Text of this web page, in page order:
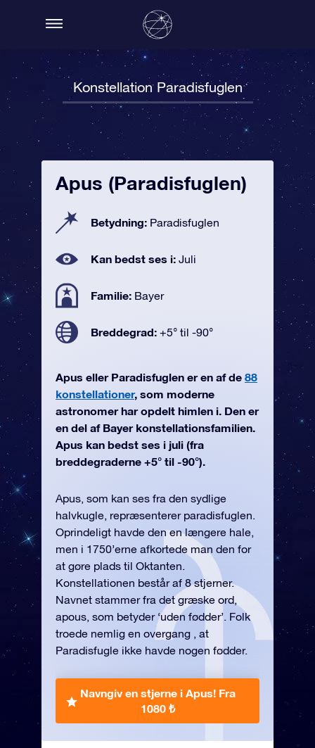
Konstellation Paradisfuglen
Apus (Paradisfuglen)
Betydning: Paradisfuglen
Kan bedst ses i: Juli
Familie: Bayer
Breddegrad: +5° til -90°
Apus eller Paradisfuglen er en af de 88
konstellationer, som moderne
astronomer har opdelt himlen i. Den er
en del af Bayer konstellationsfamilien.
Apus kan bedst ses i juli (fra
breddegraderne +5° til -90°).
Apus, som kan ses fra den sydlige
halvkugle, repræsenterer paradisfuglen.
Oprindeligt havde den en længere hale,
men i 1750’erne afkortede man den for
at gøre plads til Oktanten.
Konstellationen består af 8 stjerner.
Navnet stammer fra det græske ord,
apous, som betyder ‘uden fødder’. Folk
troede nemlig en overgang , at
Paradisfugle ikke havde nogen fødder.
Navngiv en stjerne i Apus! Fra
1080 ₺